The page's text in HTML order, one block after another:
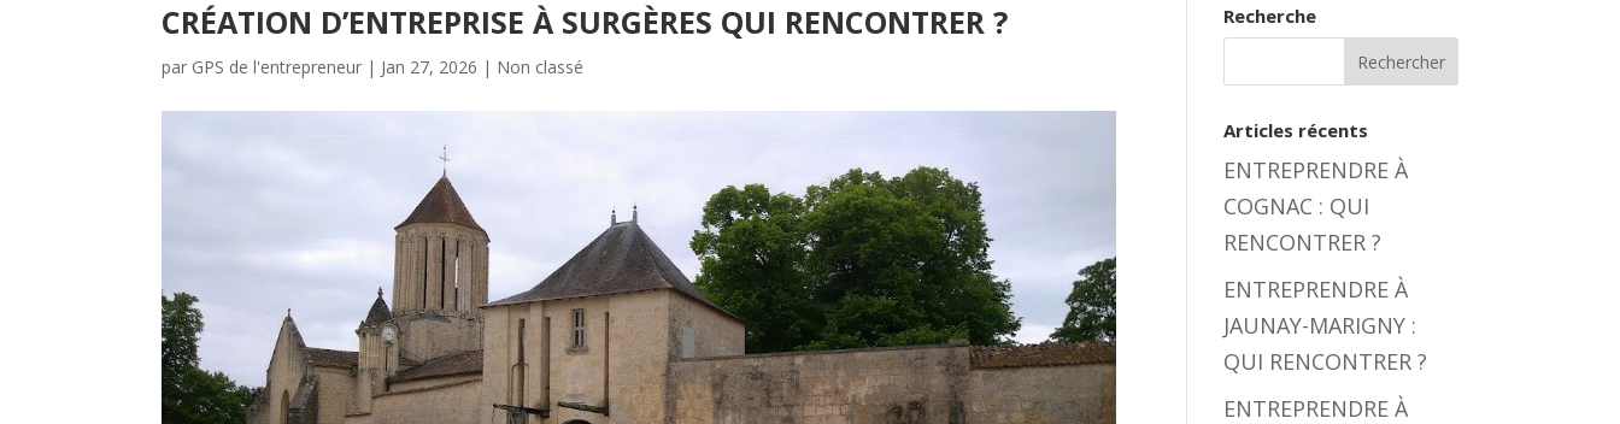
CRÉATION D’ENTREPRISE À SURGÈRES QUI RENCONTRER ?
par GPS de l'entrepreneur | Jan 27, 2026 | Non classé
Recherche
Articles récents
ENTREPRENDRE À
COGNAC : QUI
RENCONTRER ?
ENTREPRENDRE À
JAUNAY-MARIGNY :
QUI RENCONTRER ?
ENTREPRENDRE À